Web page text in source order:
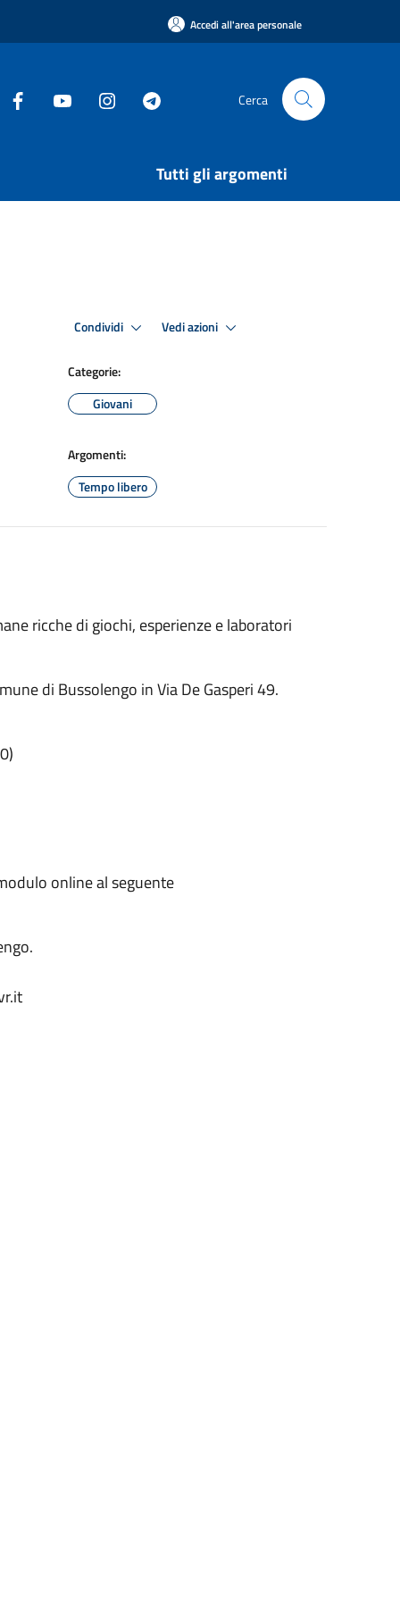
Accedi all'area personale
Cerca
Tutti gli argomenti
Condividi Vedi azioni
Categorie:
Giovani
Argomenti:
Tempo libero
ricche di giochi, esperienze e laboratori
di Bussolengo in Via De Gasperi 49.
online al seguente